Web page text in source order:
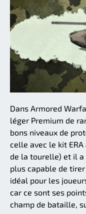
Dans Armored
léger Premium de
bons niveaux de
celle avec le kit
de la tourelle) et il a
plus capable de
idéal pour les
car ce sont ses
champ de bataille,